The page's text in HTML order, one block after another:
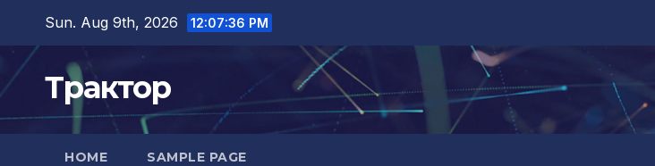
content
Sun. Aug 9th, 2026 12:07:37 PM
Трактор
HOME SAMPLE PAGE